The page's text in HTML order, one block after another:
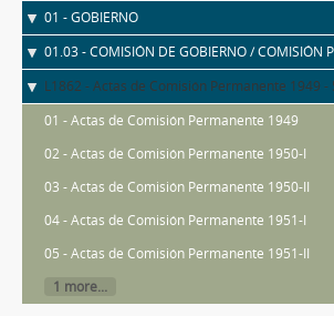
01 - GOBIERNO
01.03 - COMISIÓN DE GOBIERNO / COMISIÓN PERMANENTE /
L1862 - Actas de Comisión Permanente 1949 -
01 - Actas de Comisión Permanente 1949
02 - Actas de Comisión Permanente 1950-I
03 - Actas de Comisión Permanente 1950-II
04 - Actas de Comisión Permanente 1951-I
05 - Actas de Comisión Permanente 1951-II
1 more...